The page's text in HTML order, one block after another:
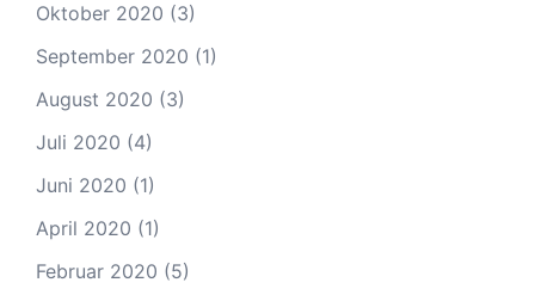
Oktober 2020 (3)
September 2020 (1)
August 2020 (3)
Juli 2020 (4)
Juni 2020 (1)
April 2020 (1)
Februar 2020 (5)